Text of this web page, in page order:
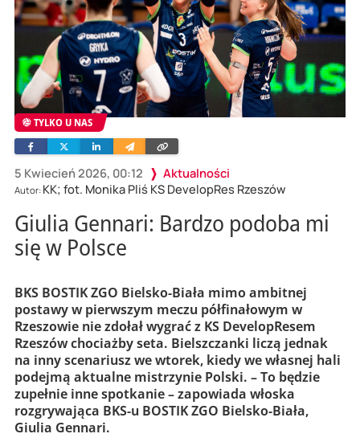
TYLKO U NAS
5 Kwiecień 2026, 00:12 Aktualności
Autor: KK; fot. Monika Pliś KS DevelopRes Rzeszów
FacebookTwitterLinkedinWyślij
e-
Skopiuj
link
Giulia Gennari: Bardzo podoba mi
się w Polsce
BKS BOSTIK ZGO Bielsko-Biała mimo ambitnej
postawy w pierwszym meczu półfinałowym w
Rzeszowie nie zdołał wygrać z KS DevelopResem
Rzeszów chociażby seta. Bielszczanki liczą jednak
na inny scenariusz we wtorek, kiedy we własnej hali
podejmą aktualne mistrzynie Polski. – To będzie
zupełnie inne spotkanie – zapowiada włoska
rozgrywająca BKS-u BOSTIK ZGO Bielsko-Biała,
Giulia Gennari.